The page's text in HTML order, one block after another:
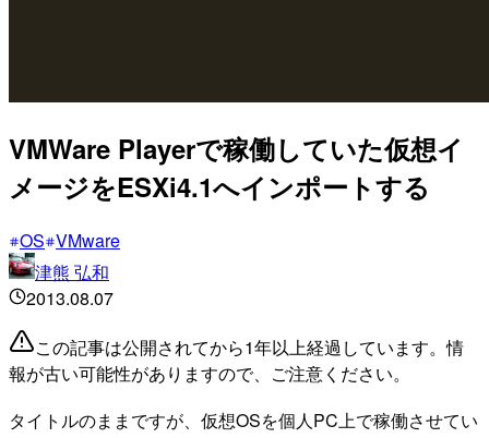
VMWare Playerで稼働していた仮想イ
メージをESXi4.1へインポートする
OS VMware
津熊 弘和
2013.08.07
この記事は公開されてから1年以上経過しています。情
報が古い可能性がありますので、ご注意ください。
タイトルのままですが、仮想OSを個人PC上で稼働させてい